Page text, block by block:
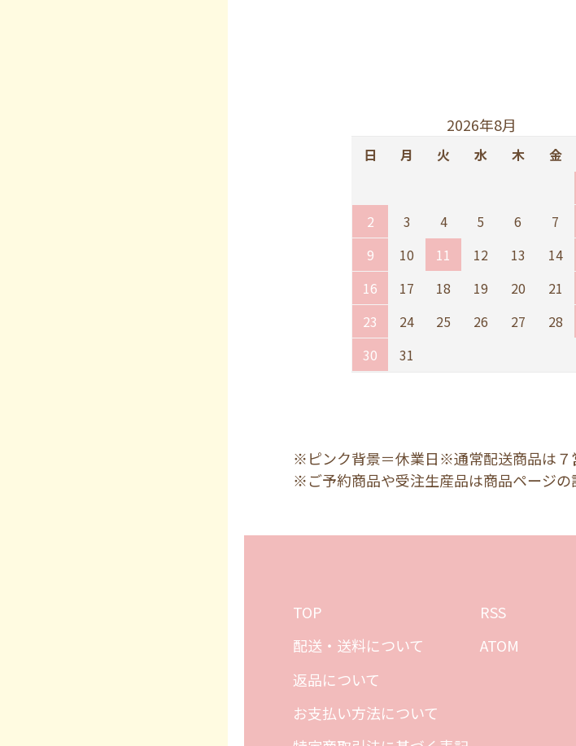
2026年8月
日 月 火 水 木 金
2
3 4 5 6 7
9
10 11 12 13 14
16
17 18 19 20 21
23
24 25 26 27 28
30
31
※ピンク背景＝休業日※通常配送商品は７
※ご予約商品や受注生産品は商品ページの
TOP
配送・送料について
返品について
お支払い方法について
RSS
ATOM